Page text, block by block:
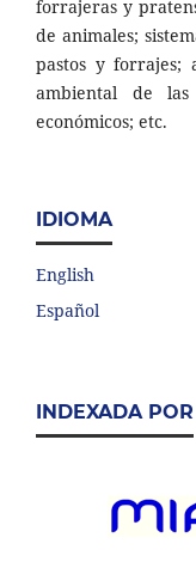
forrajeras y
de animales;
pastos y forrajes;
ambiental de las
económicos; etc.
IDIOMA
English
Español
INDEXADA POR